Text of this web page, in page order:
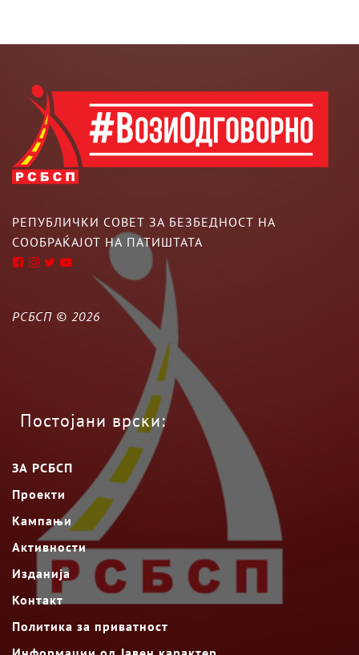
РЕПУБЛИЧКИ СОВЕТ ЗА БЕЗБЕДНОСТ НА
СООБРАЌАЈОТ НА ПАТИШТАТА
РСБСП © 2026
Постојани врски:
ЗА РСБСП
Проекти
Кампањи
Активности
Изданија
Контакт
Политика за приватност